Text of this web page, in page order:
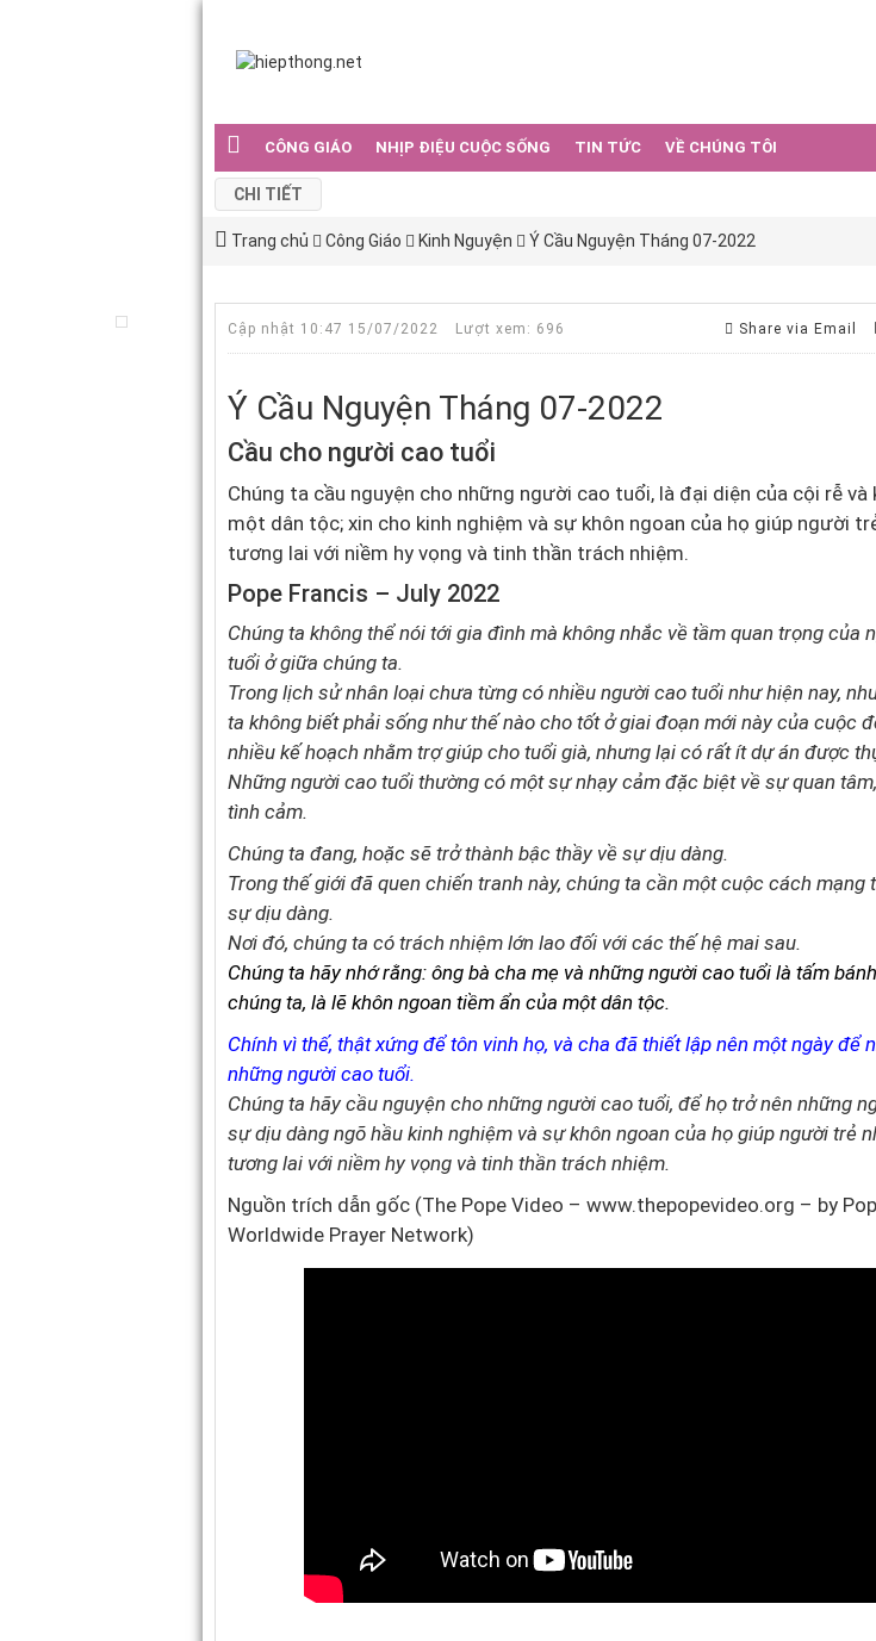
CÔNG GIÁO NHỊP ĐIỆU CUỘC SỐNG TIN TỨC VỀ CHÚNG TÔI
CHI TIẾT
Trang chủ Công Giáo Kinh Nguyện Ý Cầu Nguyện Tháng 07-2022
Cập nhật 10:47 15/07/2022 Lượt xem: 696 Share via Email
Ý Cầu Nguyện Tháng 07-2022
Cầu cho người cao tuổi
Chúng ta cầu nguyện cho những người cao tuổi, là đại diện của cội rễ và
một dân tộc; xin cho kinh nghiệm và sự khôn ngoan của họ giúp người
tương lai với niềm hy vọng và tinh thần trách nhiệm.
Pope Francis – July 2022
Chúng ta không thể nói tới gia đình mà không nhắc về tầm quan trọng của
tuổi ở giữa chúng ta.
Trong lịch sử nhân loại chưa từng có nhiều người cao tuổi như hiện nay,
ta không biết phải sống như thế nào cho tốt ở giai đoạn mới này của cuộc
nhiều kế hoạch nhằm trợ giúp cho tuổi già, nhưng lại có rất ít dự án được
Những người cao tuổi thường có một sự nhạy cảm đặc biệt về sự quan
tình cảm.
Chúng ta đang, hoặc sẽ trở thành bậc thầy về sự dịu dàng.
Trong thế giới đã quen chiến tranh này, chúng ta cần một cuộc cách mạng
sự dịu dàng.
Nơi đó, chúng ta có trách nhiệm lớn lao đối với các thế hệ mai sau.
Chúng ta hãy nhớ rằng: ông bà cha mẹ và những người cao tuổi là tấm
chúng ta, là lẽ khôn ngoan tiềm ẩn của một dân tộc.
Chính vì thế, thật xứng để tôn vinh họ, và cha đã thiết lập nên một ngày để
những người cao tuổi.
Chúng ta hãy cầu nguyện cho những người cao tuổi, để họ trở nên những
sự dịu dàng ngõ hầu kinh nghiệm và sự khôn ngoan của họ giúp người trẻ
tương lai với niềm hy vọng và tinh thần trách nhiệm.
Nguồn trích dẫn gốc (The Pope Video – www.thepopevideo.org – by
Worldwide Prayer Network)